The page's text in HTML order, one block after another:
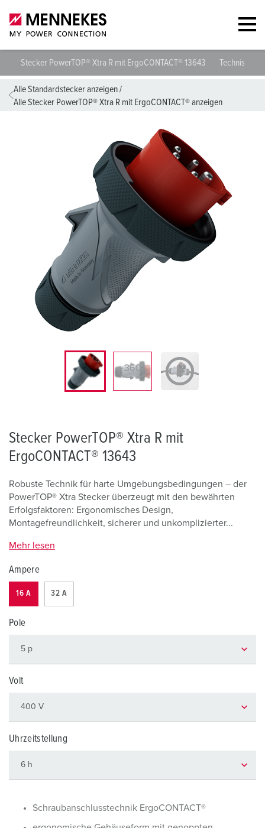
Stecker PowerTOP® Xtra R mit ErgoCONTACT® 13643 Technische
Alle Standardstecker anzeigen/
Alle Stecker PowerTOP® Xtra R mit ErgoCONTACT® anzeigen
Stecker PowerTOP® Xtra R mit
ErgoCONTACT® 13643
Robuste Technik für harte Umgebungsbedingungen – der
PowerTOP® Xtra Stecker überzeugt mit den bewährten
Erfolgsfaktoren: Ergonomisches Design,
Montagefreundlichkeit, sicherer und unkomplizierter...
Mehr lesen
Ampere
16 A 32 A
Pole
Volt
Uhrzeitstellung
Schraubanschlusstechnik ErgoCONTACT®